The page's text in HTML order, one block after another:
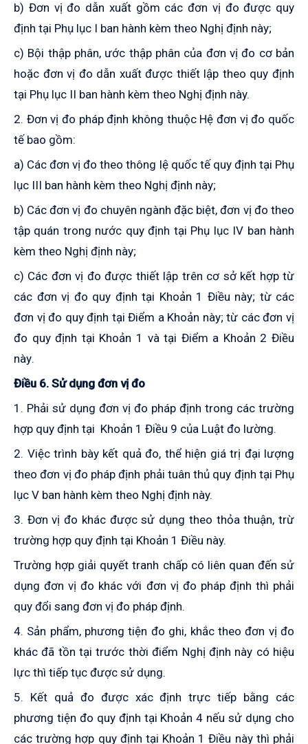
b) Đơn vị đo dẫn xuất gồm các đơn vị đo được quy
định tại Phụ lục I ban hành kèm theo Nghị định này;
c) Bội thập phân, ước thập phân của đơn vị đo cơ bản
hoặc đơn vị đo dẫn xuất được thiết lập theo quy định
tại Phụ lục II ban hành kèm theo Nghị định này.
2. Đơn vị đo pháp định không thuộc Hệ đơn vị đo quốc
tế bao gồm:
a) Các đơn vị đo theo thông lệ quốc tế quy định tại Phụ
lục III ban hành kèm theo Nghị định này;
b) Các đơn vị đo chuyên ngành đặc biệt, đơn vị đo theo
tập quán trong nước quy định tại Phụ lục IV ban hành
kèm theo Nghị định này;
c) Các đơn vị đo được thiết lập trên cơ sở kết hợp từ
các đơn vị đo quy định tại Khoản 1 Điều này; từ các
đơn vị đo quy định tại Điểm a Khoản này; từ các đơn vị
đo quy định tại Khoản 1 và tại Điểm a Khoản 2 Điều
này.
Điều 6. Sử dụng đơn vị đo
1. Phải sử dụng đơn vị đo pháp định trong các trường
hợp quy định tại Khoản 1 Điều 9 của Luật đo lường.
2. Việc trình bày kết quả đo, thể hiện giá trị đại lượng
theo đơn vị đo pháp định phải tuân thủ quy định tại Phụ
lục V ban hành kèm theo Nghị định này.
3. Đơn vị đo khác được sử dụng theo thỏa thuận, trừ
trường hợp quy định tại Khoản 1 Điều này.
Trường hợp giải quyết tranh chấp có liên quan đến sử
dụng đơn vị đo khác với đơn vị đo pháp định thì phải
quy đổi sang đơn vị đo pháp định.
4. Sản phẩm, phương tiện đo ghi, khắc theo đơn vị đo
khác đã tồn tại trước thời điểm Nghị định này có hiệu
lực thì tiếp tục được sử dụng.
5. Kết quả đo được xác định trực tiếp bằng các
phương tiện đo quy định tại Khoản 4 nếu sử dụng cho
các trường hợp quy định tại Khoản 1 Điều này thì phải